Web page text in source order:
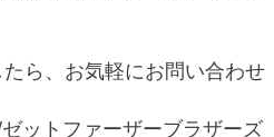
ら、お気軽にお問い合わせ
ットファーザーブラザーズ